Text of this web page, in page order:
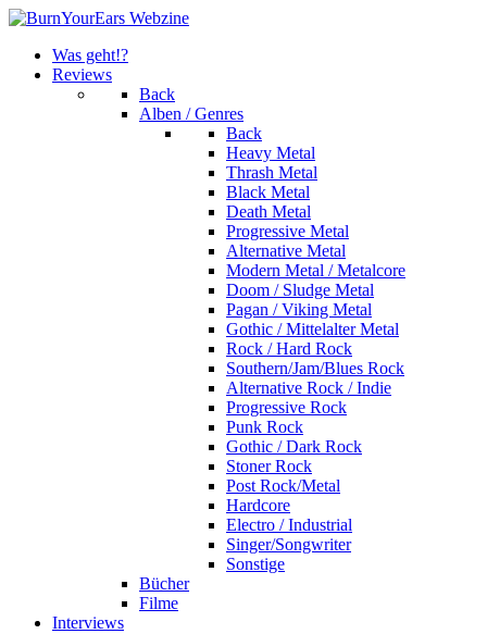
Was geht!?
Reviews
Back
Alben / Genres
Back
Heavy Metal
Thrash Metal
Black Metal
Death Metal
Progressive Metal
Alternative Metal
Modern Metal / Metalcore
Doom / Sludge Metal
Pagan / Viking Metal
Gothic / Mittelalter Metal
Rock / Hard Rock
Southern/Jam/Blues Rock
Alternative Rock / Indie
Progressive Rock
Punk Rock
Gothic / Dark Rock
Stoner Rock
Post Rock/Metal
Hardcore
Electro / Industrial
Singer/Songwriter
Sonstige
Bücher
Filme
Interviews